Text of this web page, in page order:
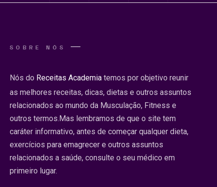
SOBRE NÓS
Nós do Receitas Academia temos por objetivo reunir
as melhores receitas, dicas, dietas e outros assuntos
relacionados ao mundo da Musculação, Fitness e
outros termos.Mas lembramos de que o site tem
caráter informativo, antes de começar qualquer dieta,
exercícios para emagrecer e outros assuntos
relacionados a saúde, consulte o seu médico em
primeiro lugar.